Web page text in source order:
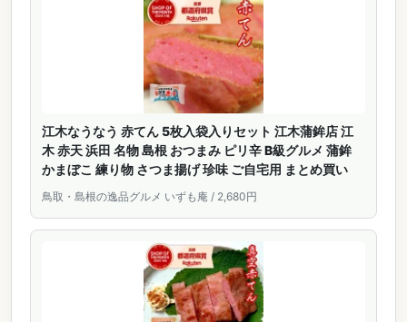
江木なうなう 赤てん 5枚入袋入りセット 江木蒲鉾店 江
木 赤天 浜田 名物 島根 おつまみ ピリ辛 B級グルメ 蒲鉾
かまぼこ 練り物 さつま揚げ 珍味 ご自宅用 まとめ買い
鳥取・島根の逸品グルメ いずも庵 / 2,680円